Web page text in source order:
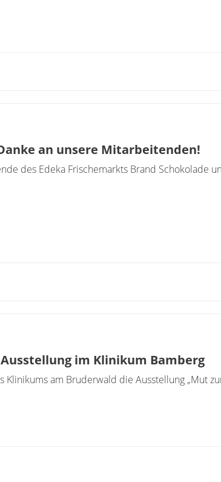
an unsere Mitarbeitenden!
des Edeka Frischemarkts Brand Schokolade
im Klinikum Bamberg
Klinikums am Bruderwald die Ausstellung „Mut